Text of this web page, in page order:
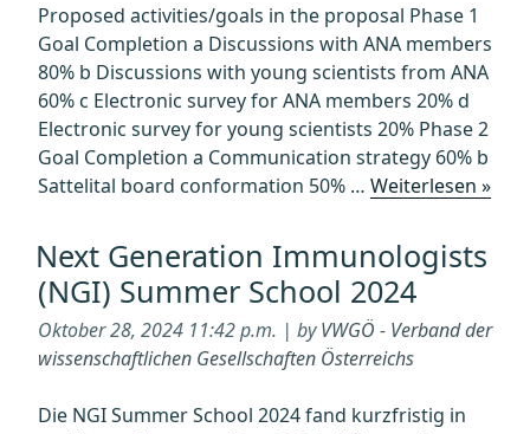
Proposed activities/goals in the proposal Phase 1
Goal Completion a Discussions with ANA members
80% b Discussions with young scientists from ANA
60% c Electronic survey for ANA members 20% d
Electronic survey for young scientists 20% Phase 2
Goal Completion a Communication strategy 60% b
Sattelital board conformation 50% … Weiterlesen »
Next Generation Immunologists
(NGI) Summer School 2024
Oktober 28, 2024 11:42 p.m. | byVWGÖ - Verband der
wissenschaftlichen Gesellschaften Österreichs
Die NGI Summer School 2024 fand kurzfristig in